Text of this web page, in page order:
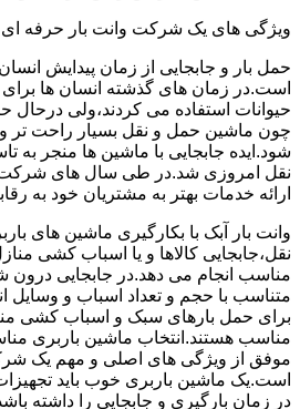
ویژگی های یک شرکت وانت بار حرفه ای
حمل بار و جابجایی از زمان پیدایش
است.در زمان های گذشته انسان ها برای
حیوانات استفاده می کردند،ولی درحال
چون ماشین حمل و نقل بسیار راحت تر
شود.ایده جابجایی با ماشین ها منجر
نقل امروزی شد.در طی سال های شرکت
ارائه خدمات بهتر به مشتریان خود به
وانت بار آبک با بکارگیری ماشین های
نقل،جابجایی کالاها و یا اسباب کشی
مناسب انجام می دهد.در جابجایی درون
متناسب با حجم و تعداد اسباب و وسایل
برای حمل بارهای سبک و اسباب کشی
مناسب هستند.انتخاب ماشین باربری
موفق از ویژگی های اصلی و مهم یک
است.یک ماشین باربری خوب باید
در زمان بارگیری و جابجایی را داشته